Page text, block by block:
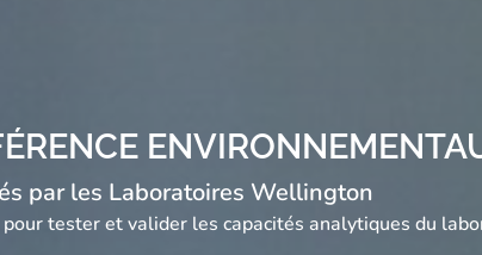
par les Laboratoires Wellington
tester et valider les capacités analytiques du